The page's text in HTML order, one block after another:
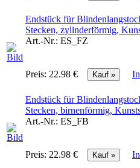
Endstück für
Stecken, zylinderförmig,
Art.-Nr.: ES_FZ
Preis: 22.98 €
Endstück für
Stecken, birnenförmig,
Art.-Nr.: ES_FB
Preis: 22.98 €